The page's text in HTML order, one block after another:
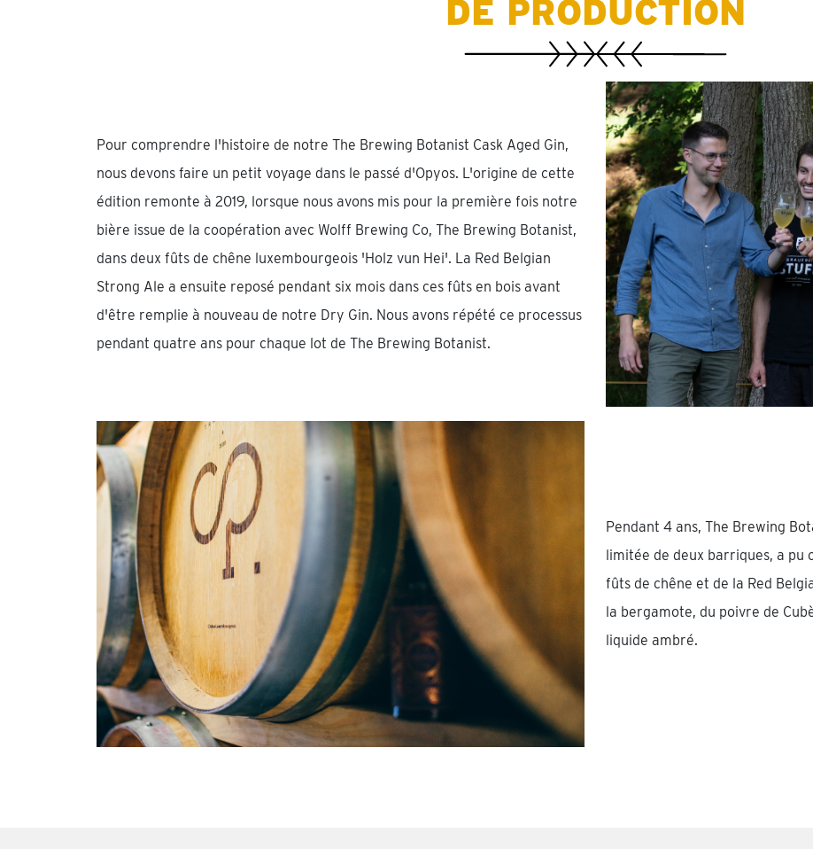
DE PRODUCTION
Pour comprendre l'histoire de notre The Brewing Botanist Cask Aged Gin,
nous devons faire un petit voyage dans le passé d'Opyos. L'origine de cette
édition remonte à 2019, lorsque nous avons mis pour la première fois notre
bière issue de la coopération avec Wolff Brewing Co, The Brewing Botanist,
dans deux fûts de chêne luxembourgeois 'Holz vun Hei'. La Red Belgian
Strong Ale a ensuite reposé pendant six mois dans ces fûts en bois avant
d'être remplie à nouveau de notre Dry Gin. Nous avons répété ce processus
pendant quatre ans pour chaque lot de The Brewing Botanist.
Pendant 4 ans, The Brewing
limitée de deux barriques, a pu
fûts de chêne et de la Red
la bergamote, du poivre de
liquide ambré.